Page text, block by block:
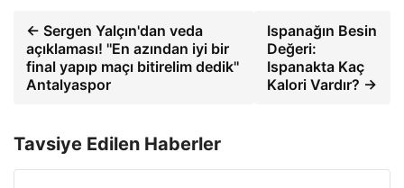
← Sergen Yalçın'dan veda
açıklaması! ''En azından iyi bir
final yapıp maçı bitirelim dedik''
Antalyaspor
Ispanağın Besin
Değeri:
Ispanakta Kaç
Kalori Vardır? →
Tavsiye Edilen Haberler